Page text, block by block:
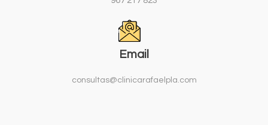
Email
consultas@clinicarafaelpla.com